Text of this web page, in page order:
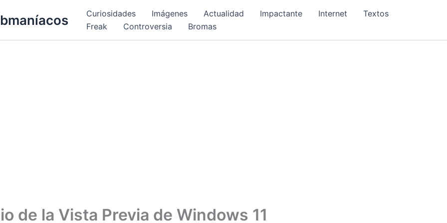
Curiosidades Imágenes Actualidad Impactante Internet
Textos
Freak
Controversia Bromas
de la Vista Previa de Windows 11